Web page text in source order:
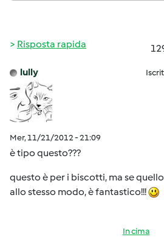
Risposta rapida
lully
Mer, 11/21/2012 - 21:09
è tipo questo???
questo è per i biscotti, ma se
allo stesso modo, è fantastico!!!
In cima